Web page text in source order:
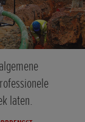
laten.